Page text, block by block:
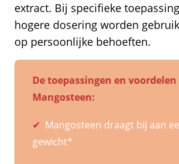
extract. Bij specifieke
hogere dosering worden
op persoonlijke behoeften.
De toepassingen en voordelen
Mangosteen:
✔ Mangosteen draagt bij aan
gewicht*